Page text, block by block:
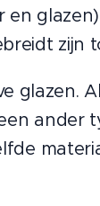
zijn
glazen.
ander